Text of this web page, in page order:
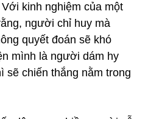
kinh nghiệm của một
người chỉ huy mà
quyết đoán sẽ khó
mình là người dám hy
sẽ chiến thắng nằm trong